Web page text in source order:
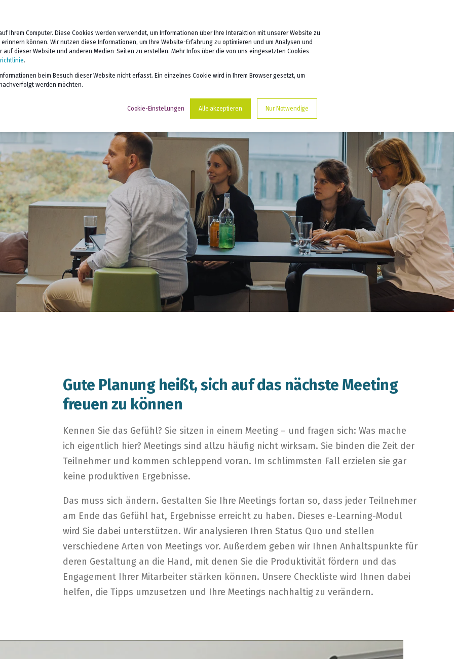
Ihrem Computer. Diese Cookies werden verwendet, um Informationen über Ihre Interaktion mit unserer Website zu
können. Wir nutzen diese Informationen, um Ihre Website-Erfahrung zu optimieren und um Analysen und
auf dieser Website und anderen Medien-Seiten zu erstellen. Mehr Infos über die von uns eingesetzten Cookies
.
beim Besuch dieser Website nicht erfasst. Ein einzelnes Cookie wird in Ihrem Browser gesetzt, um
werden möchten.
Cookie-Einstellungen Alle akzeptieren Nur Notwendige
Gute Planung heißt, sich auf das nächste Meeting
freuen zu können
Kennen Sie das Gefühl? Sie sitzen in einem Meeting – und fragen sich: Was mache
ich eigentlich hier? Meetings sind allzu häufig nicht wirksam. Sie binden die Zeit der
Teilnehmer und kommen schleppend voran. Im schlimmsten Fall erzielen sie gar
keine produktiven Ergebnisse.
Das muss sich ändern. Gestalten Sie Ihre Meetings fortan so, dass jeder Teilnehmer
am Ende das Gefühl hat, Ergebnisse erreicht zu haben. Dieses e-Learning-Modul
wird Sie dabei unterstützen. Wir analysieren Ihren Status Quo und stellen
verschiedene Arten von Meetings vor. Außerdem geben wir Ihnen Anhaltspunkte für
deren Gestaltung an die Hand, mit denen Sie die Produktivität fördern und das
Engagement Ihrer Mitarbeiter stärken können. Unsere Checkliste wird Ihnen dabei
helfen, die Tipps umzusetzen und Ihre Meetings nachhaltig zu verändern.